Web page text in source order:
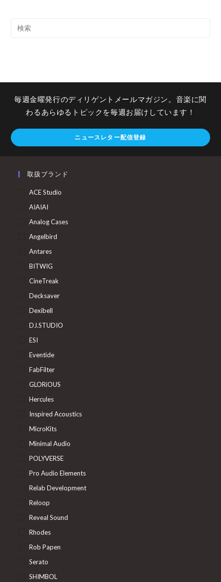
毎週金曜発行のディリゲントメールマガジン。音楽に関
わるあらゆるトピックを毎週お届けしています！
ニュースレター配信登録
取扱ブランド
ACE Studio
AIAIAI
Analog Cases
Angelbird
Antares
BITWIG
CineTreak
Decksaver
Dexibell
DJ.STUDIO
ESI
Eventide
FabFilter
GLORiOUS
Hercules
Inspired Acoustics
MicroKits
Minimal Audio
POLYVERSE
Pro Audio Elements
Relab Development
Reloop
Reveal Sound
Rhodes
Rob Papen
Serato
SHIMBOL